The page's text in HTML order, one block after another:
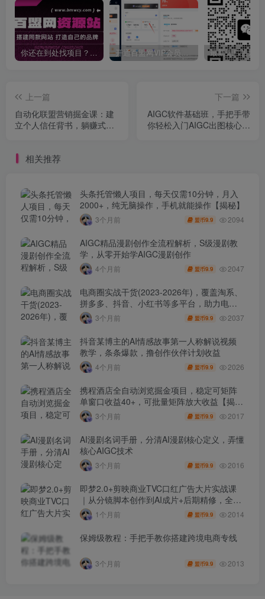
你还在到处找项目？还在当韭菜？我靠卖项目一个月收入5万+，曾经我也是个失败者。 开通百盟网VIP会员，尊享全站资源免费下载，享70%的推广提成！！【限时五折优惠】
上一篇
自动化联盟营销掘金课：建
立个人信任背书，躺赚式解
下一篇
AIGC软件基础班，手把手带
你轻松入门AIGC出图核心技
相关推荐
头条托管懒人项目，每天仅需10分钟，月入
2000+，纯无脑操作，手机就能操作【揭秘】
3个月前 盟币9.9 2094
AIGC精品漫剧创作全流程解析，S级漫剧教
学，从零开始学AIGC漫剧创作
4个月前 盟币9.9 2047
电商圈实战干货(2023-2026年)，覆盖淘系、
拼多多、抖音、小红书等多平台，助力电商
人避开坑、提效率、稳盈利(更新4月)
3个月前 盟币9.9 2037
抖音某博主的AI情感故事第一人称解说视频
教学，条条爆款，撸创作伙伴计划收益
4个月前 盟币9.9 2026
携程酒店全自动浏览掘金项目，稳定可矩阵
单窗口收益40+，可批量矩阵放大收益【揭
秘】3个月前 盟币9.9 2017
AI漫剧名词手册，分清AI漫剧核心定义，弄懂
核心AIGC技术
3个月前 盟币9.9 2016
即梦2.0+剪映商业TVC口红广告大片实战课
｜从分镜脚本创作到AI成片+后期精修，全流
程打造品牌级产品广告
1个月前 盟币9.9 2014
保姆级教程：手把手教你搭建跨境电商专线
3个月前 盟币9.9 2013